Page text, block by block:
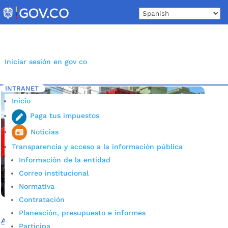
to
content
Iniciar sesión en gov co
INTRANET
Inicio
Paga tus impuestos
Noticias
Transparencia y acceso a la información pública
Información de la entidad
Correo institucional
Normativa
Contratación
Planeación, presupuesto e informes
Participa
Inicio 5 Etiqueta: Luis Carlos Galán
Adjudicado contrato para la transformación de la casa